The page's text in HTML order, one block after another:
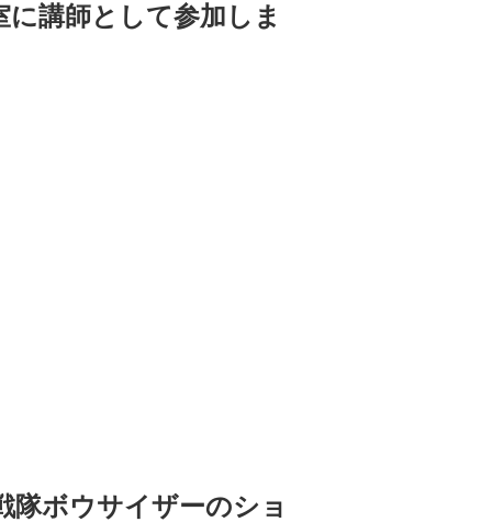
講師として参加しま
隊ボウサイザーのショ